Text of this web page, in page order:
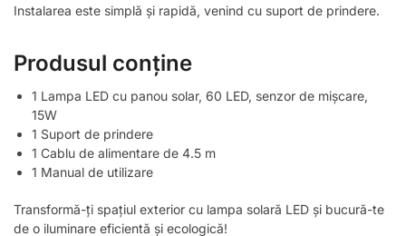
Instalarea este simplă și rapidă, venind cu suport de prindere.
Produsul conține
1 Lampa LED cu panou solar, 60 LED, senzor de mișcare,
15W
1 Suport de prindere
1 Cablu de alimentare de 4.5 m
1 Manual de utilizare
Transformă-ți spațiul exterior cu lampa solară LED și bucură-te
de o iluminare eficientă și ecologică!